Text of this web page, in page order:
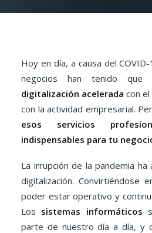
Hoy en día, a causa del
negocios han tenido
digitalización acelerada con
con la actividad empresarial.
esos servicios
indispensables para tu
La irrupción de la pandemia
digitalización. Convirtiéndose
poder estar operativo y
Los sistemas informáticos
parte de nuestro día a día, y